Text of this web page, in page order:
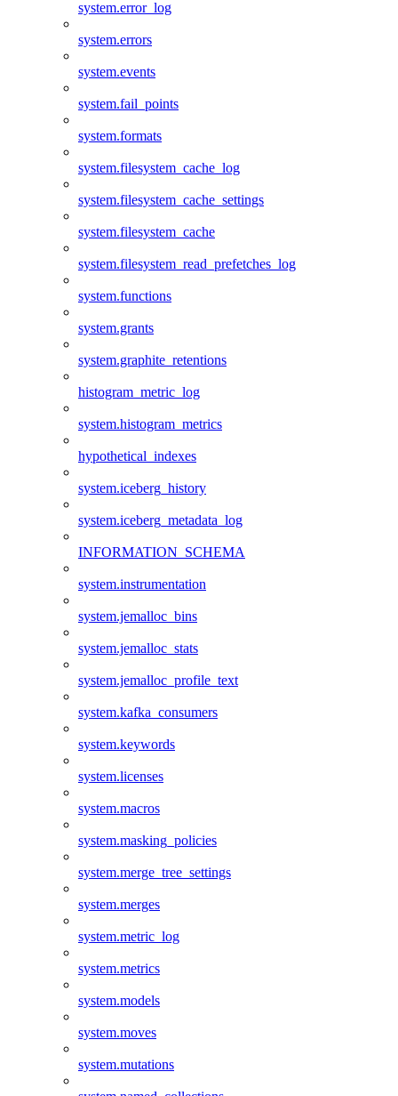
system.error_log
system.errors
system.events
system.fail_points
system.formats
system.filesystem_cache_log
system.filesystem_cache_settings
system.filesystem_cache
system.filesystem_read_prefetches_log
system.functions
system.grants
system.graphite_retentions
histogram_metric_log
system.histogram_metrics
hypothetical_indexes
system.iceberg_history
system.iceberg_metadata_log
INFORMATION_SCHEMA
system.instrumentation
system.jemalloc_bins
system.jemalloc_stats
system.jemalloc_profile_text
system.kafka_consumers
system.keywords
system.licenses
system.macros
system.masking_policies
system.merge_tree_settings
system.merges
system.metric_log
system.metrics
system.models
system.moves
system.mutations